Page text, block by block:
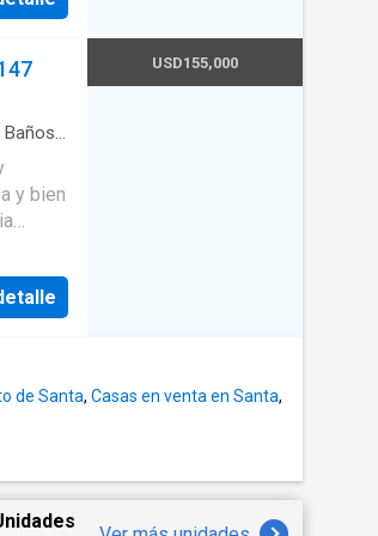
Baños·
y
USD155,000
de Santa, Casas en venta en Santa,